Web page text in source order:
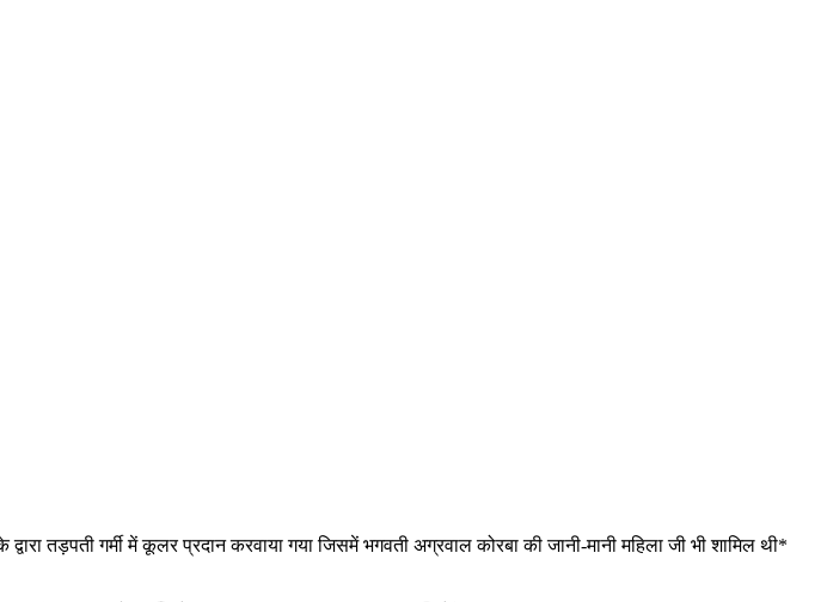
तड़पती गर्मी में कूलर प्रदान करवाया गया जिसमें भगवती अग्रवाल कोरबा की जानी-मानी महिला जी भी शामिल थी*